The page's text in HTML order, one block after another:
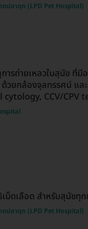
ดปลาดุก (LPD Pet Hospital)
ารถ่ายเหลวในสุนัข ที่มี
ด้วยกล้องจุลทรรศน์ แล
cytology, CCV/CPV
เม็ดเลือด สำหรับสุนัขทุ
ดปลาดุก (LPD Pet Hospital)